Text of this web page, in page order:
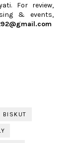
For review,
& events,
BISKUT